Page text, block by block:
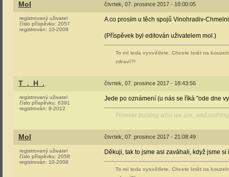
Mol čtvrtek, 07. prosince 2017 - 18:00:05
registrovaný uživatel
číslo příspěvku: 2057
registrován: 10-2008
A co prosím u těch spojů Vinohradiv-
(Příspěvek byl editován uživatelem mol.)
To mi teda vysvětlete. Chcete letět na
zdraví?!
T_._H_. čtvrtek, 07. prosince 2017 - 18:43:56
registrovaný uživatel
číslo příspěvku: 6391
registrován: 8-2012
Jede po oznámení (u nás se říká "ode dne
Forever trusting who we are, and
Mol čtvrtek, 07. prosince 2017 - 21:08:49
registrovaný uživatel
číslo příspěvku: 2058
registrován: 10-2008
Děkuji, tak to jsme asi zaváhali, když jsme
To mi teda vysvětlete. Chcete letět na